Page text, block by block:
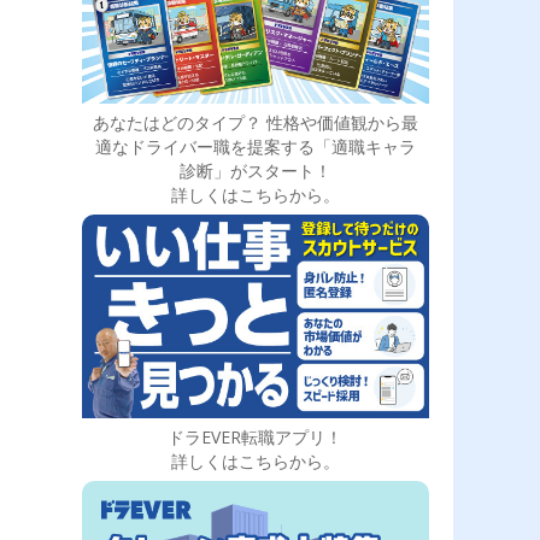
あなたはどのタイプ？ 性格や価値観から最
適なドライバー職を提案する「適職キャラ
診断」がスタート！
詳しくはこちらから。
ドラEVER転職アプリ！
詳しくはこちらから。